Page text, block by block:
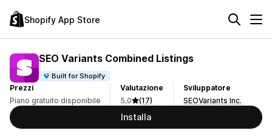
Shopify App Store
SEO Variants Combined Listings
Built for Shopify
Prezzi
Piano gratuito disponibile
Valutazione
5,0
(17)
Sviluppatore
SEOVariants Inc.
Installa